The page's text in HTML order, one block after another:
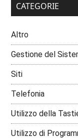
CATEGORIE
Altro
Gestione del
Siti
Telefonia
Utilizzo della
Utilizzo di